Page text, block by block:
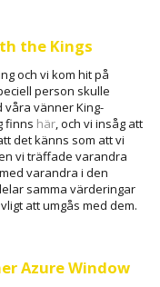
the Kings
och vi kom hit på
person skulle
våra vänner King-
finns här, och vi insåg att
det känns som att vi
vi träffade varandra
varandra i den
samma värderingar
att umgås med dem.
Azure Window